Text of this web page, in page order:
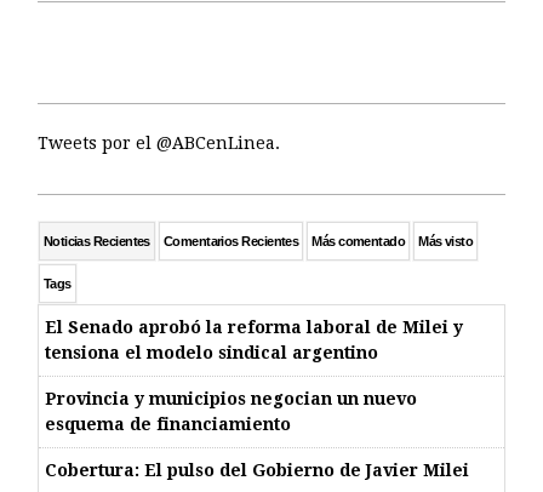
Tweets por el @ABCenLinea.
Noticias Recientes Comentarios Recientes Más comentado Más visto
Tags
El Senado aprobó la reforma laboral de Milei y
tensiona el modelo sindical argentino
Provincia y municipios negocian un nuevo
esquema de financiamiento
Cobertura: El pulso del Gobierno de Javier Milei